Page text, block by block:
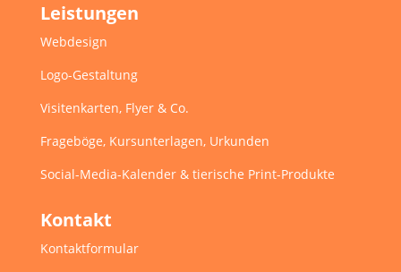
Leistungen
Webdesign
Logo-Gestaltung
Visitenkarten, Flyer & Co.
Frageböge, Kursunterlagen, Urkunden
Social-Media-Kalender & tierische Print-Produkte
Kontakt
Kontaktformular